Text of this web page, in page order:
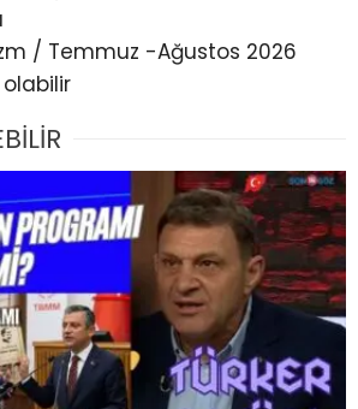
/ Temmuz -Ağustos 2026